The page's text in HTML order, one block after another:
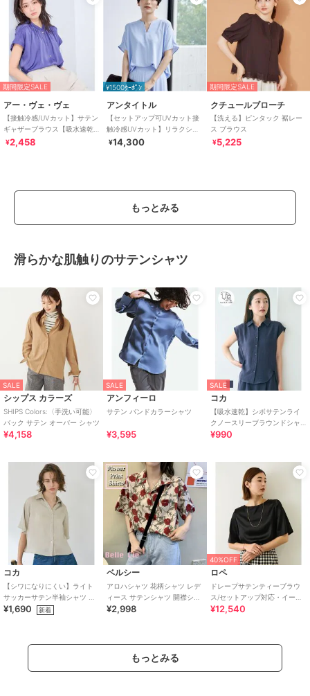
期間限定SALE
アー・ヴェ・ヴェ
【接触冷感/UVカット】サテン
ギャザーブラウス【吸水速乾/
イージーケア】
¥2,458
¥1500ｸｰﾎﾟﾝ
アンタイトル
【セットアップ可UVカット接
触冷感UVカット】リラクシー
キーVネックブラウス
¥14,300
期間限定SALE
クチュールブローチ
【洗える】ピンタック 裾レー
ス ブラウス
¥5,225
もっとみる
滑らかな肌触りのサテンシャツ
SALE
シップス カラーズ
SHIPS Colors:〈手洗い可能〉
バック サテン オーバー シャツ
¥4,158
SALE
アンフィーロ
サテン バンドカラーシャツ
¥3,595
SALE
コカ
【吸水速乾】シボサテンライ
クノースリーブラウンドシャ
ツ 全2色
¥990
コカ
【シワになりにくい】ライト
サッカーサテン半袖シャツ 全2
色
¥1,690 新着
ベルシー
アロハシャツ 花柄シャツ レデ
ィース サテンシャツ 開襟シャ
ツ 半袖 レトロ 薔薇柄
¥2,998
40%OFF
ロペ
ドレープサテンティーブラウ
ス/セットアップ対応・イージ
ーケア
¥12,540
もっとみる